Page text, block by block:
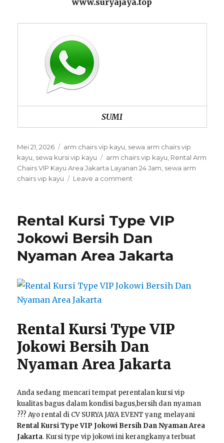
SUMI
Posted
on
Mei 21, 2026 Categories
arm chairs vip kayu sewa arm chairs vip
kayu sewa kursi vip kayu Tags
arm chairs vip kayu Rental Arm
Chairs VIP Kayu Area Jakarta Layanan 24 Jam sewa arm
chairs vip kayu
Leave a comment
VIP
Area
Jakarta
Layanan
Jam
Rental Kursi Type VIP
Jokowi Bersih Dan
Nyaman Area Jakarta
Rental Kursi Type VIP
Jokowi Bersih Dan
Nyaman Area Jakarta
Anda sedang mencari tempat perentalan kursi vip
kualitas bagus dalam kondisi bagus,bersih dan nyaman
??? Ayo rental di CV SURYA JAYA EVENT yang melayani
Rental Kursi Type VIP Jokowi Bersih Dan Nyaman Area
Jakarta. Kursi type vip jokowi ini kerangkanya terbuat